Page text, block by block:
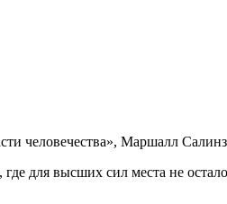
человечества», Маршалл Салинз
для высших сил места не